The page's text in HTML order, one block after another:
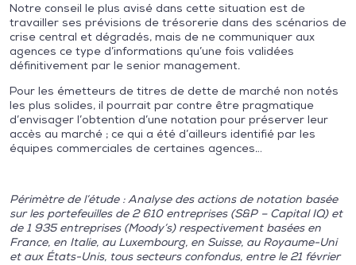
Notre conseil le plus avisé dans cette situation est de
travailler ses prévisions de trésorerie dans des scénarios de
crise central et dégradés, mais de ne communiquer aux
agences ce type d’informations qu’une fois validées
définitivement par le senior management.
Pour les émetteurs de titres de dette de marché non notés
les plus solides, il pourrait par contre être pragmatique
d’envisager l’obtention d’une notation pour préserver leur
accès au marché ; ce qui a été d’ailleurs identifié par les
équipes commerciales de certaines agences…
Périmètre de l’étude :Analyse des actions de notation basée
sur les portefeuilles de 2 610 entreprises (S&P – Capital IQ) et
de 1 935 entreprises (Moody’s) respectivement basées en
France, en Italie, au Luxembourg, en Suisse, au Royaume-Uni
et aux États-Unis, tous secteurs confondus, entre le 21 février